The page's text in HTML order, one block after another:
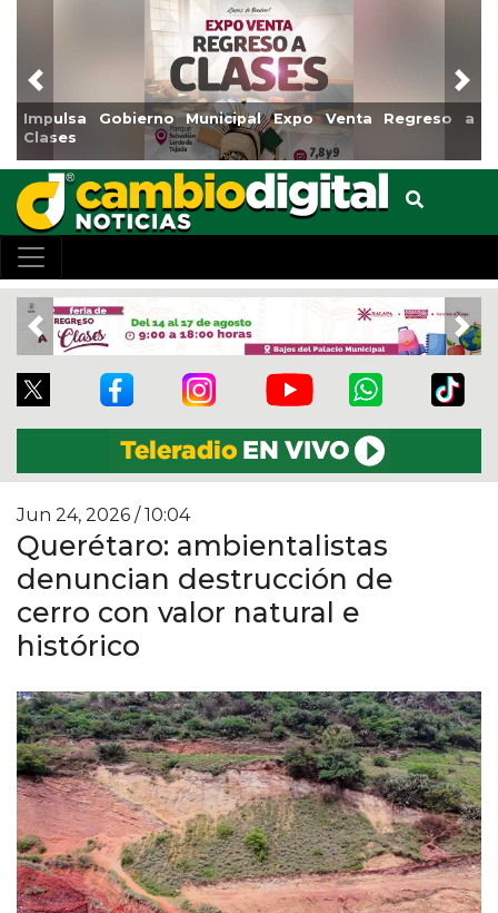
Reabrirá Coatzacoalcos la Alberca Semiolímpica Zona
Centro
Previous
Previous
Jun 24, 2026 / 10:04
Querétaro: ambientalistas
denuncian destrucción de
cerro con valor natural e
histórico